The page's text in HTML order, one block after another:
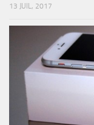
13 JUIL, 2017